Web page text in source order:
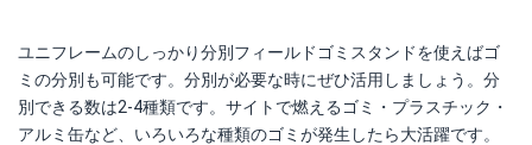
ユニフレームのしっかり分別フィールドゴミスタンドを使えばゴ
ミの分別も可能です。分別が必要な時にぜひ活用しましょう。分
別できる数は2-4種類です。サイトで燃えるゴミ・プラスチック・
アルミ缶など、いろいろな種類のゴミが発生したら大活躍です。